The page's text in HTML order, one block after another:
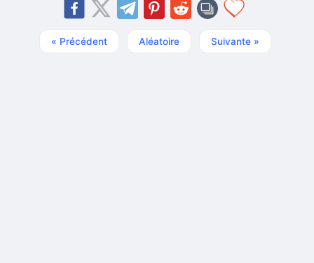
« Précédent Aléatoire Suivante »